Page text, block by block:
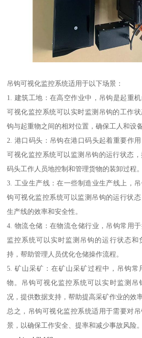
吊钩可视化监控系统适用于以下场景：
1. 建筑工地：在高空作业中，吊钩是起重
可视化监控系统可以实时监测吊钩的工作
钩与起重物之间的相对位置，确保工人和设
2. 港口码头：吊钩在港口码头起着重要作
可视化监控系统可以监测吊钩的运行状态
码头工作人员地控制和管理货物的装卸过程。
3. 工业生产线：在一些制造业生产线上，
钩可视化监控系统可以监测吊钩的运行状
生产线的效率和安全性。
4. 物流仓储：在物流仓储行业，吊钩常用
监控系统可以实时监测吊钩的运行状态和
持，帮助管理人员优化仓储操作流程。
5. 矿山采矿：在矿山采矿过程中，吊钩常
物。吊钩可视化监控系统可以实时监测吊
况，提供数据支持，帮助提高采矿作业的效
总之，吊钩可视化监控系统适用于需要对
景，以确保工作安全、提率和减少事故风险。